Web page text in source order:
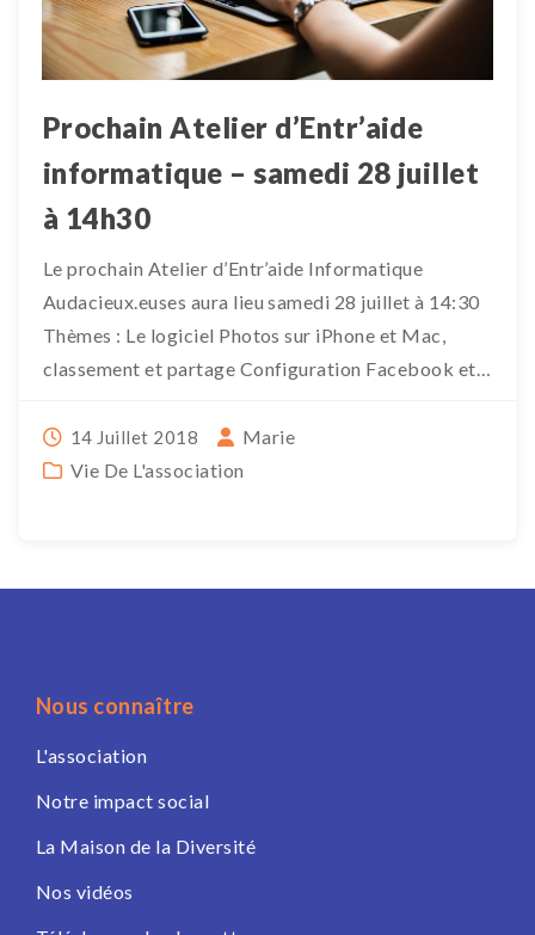
Prochain Atelier d’Entr’aide
informatique – samedi 28 juillet
à 14h30
Le prochain Atelier d’Entr’aide Informatique
Audacieux.euses aura lieu samedi 28 juillet à 14:30
Thèmes : Le logiciel Photos sur iPhone et Mac,
classement et partage Configuration Facebook et
14 Juillet 2018
Marie
Vie De L'association
Nous connaître
L'association
Notre impact social
La Maison de la Diversité
Nos vidéos